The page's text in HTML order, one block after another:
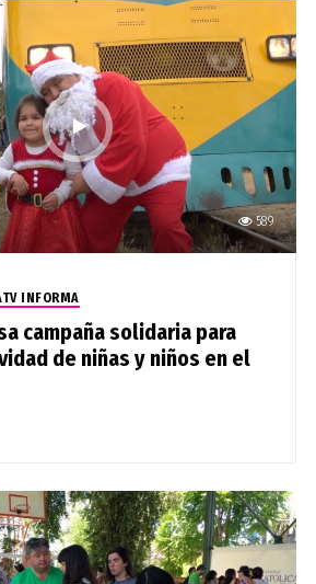
589
INFORMA
campaña solidaria para
de niñas y niños en el